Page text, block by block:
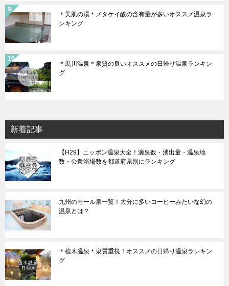
＊美肌の湯＊メタケイ酸の含有量が多いオススメ温泉ラ
ンキング
＊黒川温泉＊泉質の良いオススメの日帰り温泉ランキン
グ
新着記事
【H29】ニッポン温泉大全！源泉数・湧出量・温泉地
数・公衆浴場数を都道府県別にランキング
九州のモール泉一覧！大分に多いコーヒーみたいな幻の
温泉とは？
＊植木温泉＊泉質重視！オススメの日帰り温泉ランキン
グ